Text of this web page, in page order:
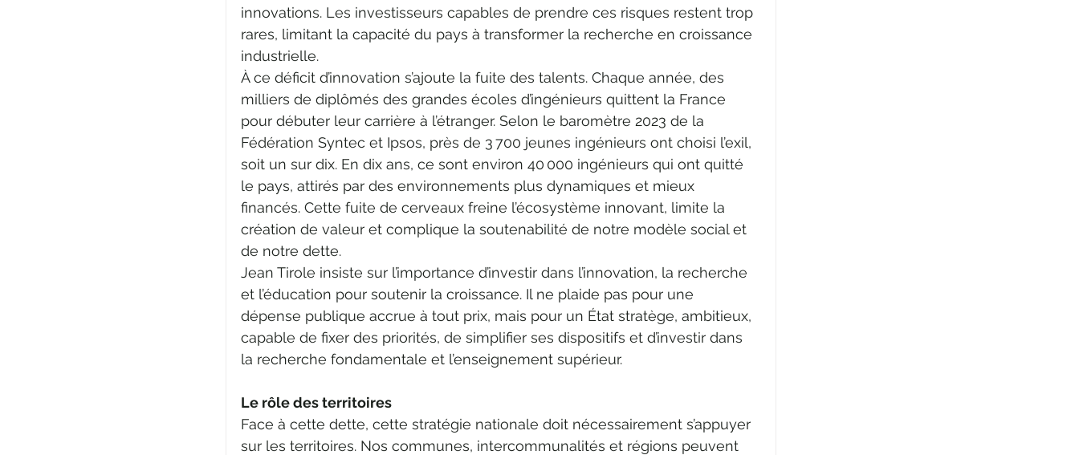
innovations. Les investisseurs capables de prendre ces risques restent trop
rares, limitant la capacité du pays à transformer la recherche en croissance
industrielle.
À ce déficit d’innovation s’ajoute la fuite des talents. Chaque année, des
milliers de diplômés des grandes écoles d’ingénieurs quittent la France
pour débuter leur carrière à l’étranger. Selon le baromètre 2023 de la
Fédération Syntec et Ipsos, près de 3 700 jeunes ingénieurs ont choisi l’exil,
soit un sur dix. En dix ans, ce sont environ 40 000 ingénieurs qui ont quitté
le pays, attirés par des environnements plus dynamiques et mieux
financés. Cette fuite de cerveaux freine l’écosystème innovant, limite la
création de valeur et complique la soutenabilité de notre modèle social et
de notre dette.
Jean Tirole insiste sur l’importance d’investir dans l’innovation, la recherche
et l’éducation pour soutenir la croissance. Il ne plaide pas pour une
dépense publique accrue à tout prix, mais pour un État stratège, ambitieux,
capable de fixer des priorités, de simplifier ses dispositifs et d’investir dans
la recherche fondamentale et l’enseignement supérieur.
Le rôle des territoires
Face à cette dette, cette stratégie nationale doit nécessairement s’appuyer
sur les territoires. Nos communes, intercommunalités et régions peuvent